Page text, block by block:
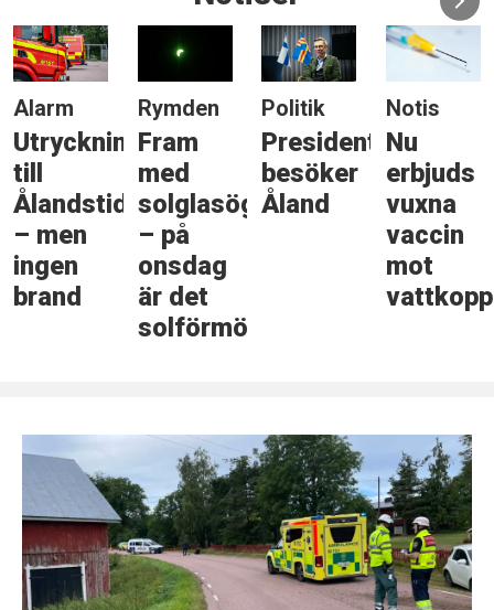
Alarm
Utryckning
till
Ålandstidningen
– men
ingen
brand
Rymden
Fram
med
solglasögonen
– på
onsdag
är det
solförmörkelse
Politik
Presidenten
besöker
Åland
Notis
Nu
erbjuds
vuxna
vaccin
mot